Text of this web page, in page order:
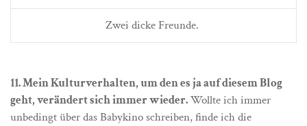
Zwei dicke Freunde.
11. Mein Kulturverhalten, um den es ja auf diesem Blog
geht, verändert sich immer wieder.Wollte ich immer
unbedingt über das Babykino schreiben, finde ich die